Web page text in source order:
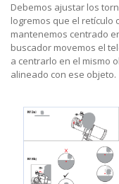
Debemos ajustar los
logremos que el retículo
mantenemos centrado
buscador movemos el
a centrarlo en el mismo
alineado con ese objeto.